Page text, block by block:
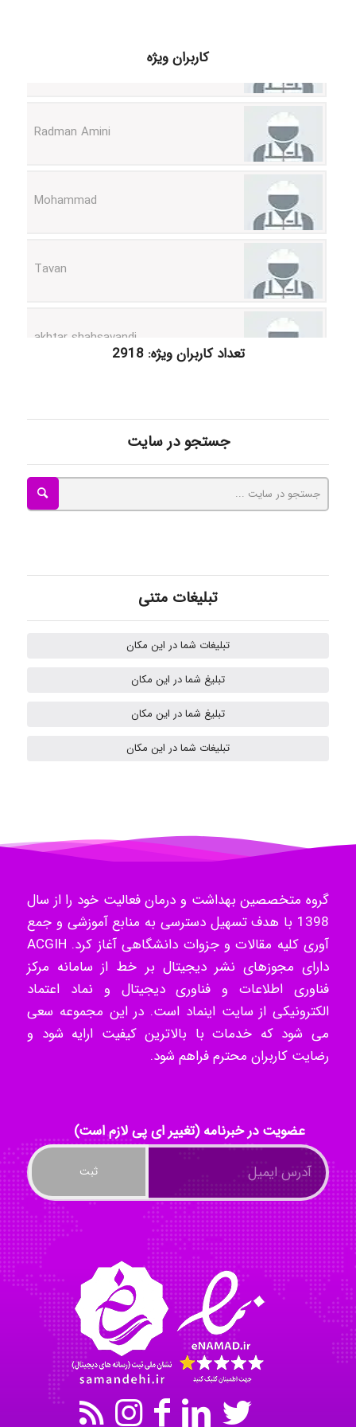
کاربران ویژه
Nazaninkarkon
Omid
Mohammad
Tavan
akhtar shahsavandi
ayda habibnejad
Nazaninkarkon
Omid
Mehrab
تعداد کاربران ویژه: 2918
جستجو در سایت
تبلیغات متنی
تبلیغات شما در این مکان
تبلیغ شما در این مکان
تبلیغ شما در این مکان
تبلیغات شما در این مکان
گروه متخصصین بهداشت و درمان فعالیت خود را از سال
1398 با هدف تسهیل دسترسی به منابع آموزشی و جمع
آوری کلیه مقالات و جزوات دانشگاهی آغاز کرد. ACGIH
دارای مجوزهای نشر دیجیتال بر خط از سامانه مرکز
فناوری اطلاعات و فناوری دیجیتال و نماد اعتماد
الکترونیکی از سایت اینماد است. در این مجموعه سعی
می شود که خدمات با بالاترین کیفیت ارایه شود و
رضایت کاربران محترم فراهم شود.
عضویت در خبرنامه (تغییر ای پی لازم است)